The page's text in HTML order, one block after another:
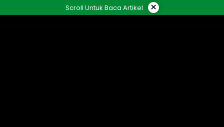
ke
Scroll Untuk Baca Artikel ×